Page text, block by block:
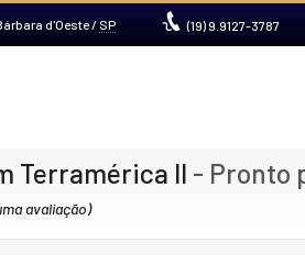
d'Oeste / SP (19)9.9127-3787
Terramérica II - Pronto
avaliação)